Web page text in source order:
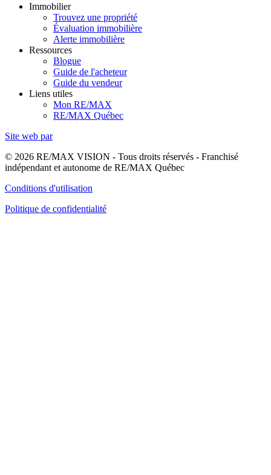
Immobilier
Trouvez une propriété
Évaluation immobilière
Alerte immobilière
Ressources
Blogue
Guide de l'acheteur
Guide du vendeur
Liens utiles
Mon RE/MAX
RE/MAX Québec
Site web par
© 2026 RE/MAX VISION - Tous droits réservés - Franchisé
indépendant et autonome de RE/MAX Québec
Conditions d'utilisation
Politique de confidentialité